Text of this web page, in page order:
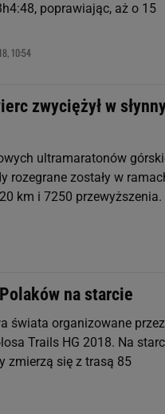
poprawiając, aż o 15
10:54
zwyciężył w
ultramaratonów
rozegrane zostały w
km i 7250 przewyższenia.
na starcie
świata organizowane przez
Trails HG 2018. Na
zmierzą się z trasą 85